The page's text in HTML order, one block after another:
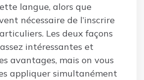
langue, alors que
nécessaire de l’inscrire
Les deux façons
intéressantes et
avantages, mais on vous
appliquer simultanément